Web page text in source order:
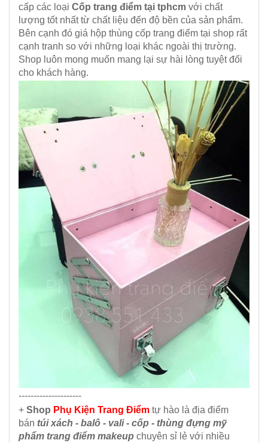
cấp các loại Cốp trang điểm tại tphcm với chất
lượng tốt nhất từ chất liệu đến độ bền của sản phẩm.
Bên cạnh đó giá hộp thùng cốp trang điểm tại shop rất
cạnh tranh so với những loại khác ngoài thị trường.
Shop luôn mong muốn mang lại sự hài lòng tuyệt đối
cho khách hàng.
---------------------
+ Shop Phụ Kiện Trang Điểm tự hào là địa điểm
bán túi xách - balô - vali - cốp - thùng đựng mỹ
phẩm trang điểm makeup chuyên sỉ lẻ với nhiều